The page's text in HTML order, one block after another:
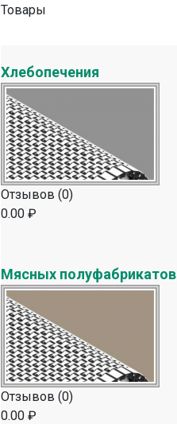
Товары
Хлебопечения
Отзывов (0)
0.00 ₽
Мясных полуфабрикатов
Отзывов (0)
0.00 ₽